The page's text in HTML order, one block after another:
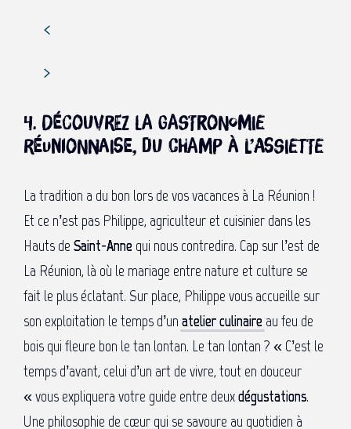
4. Découvrez la gastronomie
réunionnaise, du champ à l’assiette
La tradition a du bon lors de vos vacances à La Réunion !
Et ce n’est pas Philippe, agriculteur et cuisinier dans les
Hauts de Saint-Anne qui nous contredira. Cap sur l’est de
La Réunion, là où le mariage entre nature et culture se
fait le plus éclatant. Sur place, Philippe vous accueille sur
son exploitation le temps d’un atelier culinaire au feu de
bois qui fleure bon le tan lontan. Le tan lontan ? « C’est le
temps d’avant, celui d’un art de vivre, tout en douceur
« vous expliquera votre guide entre deuxdégustations.
Une philosophie de cœur qui se savoure au quotidien à